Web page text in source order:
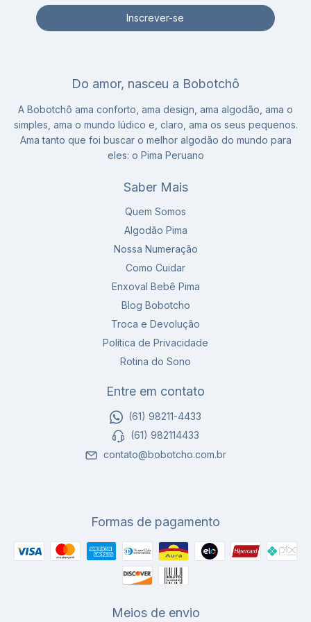
Do amor, nasceu a Bobotchô
A Bobotchô ama conforto, ama design, ama algodão, ama o
simples, ama o mundo lúdico e, claro, ama os seus pequenos.
Ama tanto que foi buscar o melhor algodão do mundo para
eles: o Pima Peruano
Saber Mais
Quem Somos
Algodão Pima
Nossa Numeração
Como Cuidar
Enxoval Bebê Pima
Blog Bobotcho
Troca e Devolução
Política de Privacidade
Rotina do Sono
Entre em contato
(61) 98211-4433
(61) 982114433
contato@bobotcho.com.br
Formas de pagamento
Meios de envio